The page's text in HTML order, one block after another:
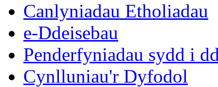
Canlyniadau Etholiadau
e-Ddeisebau
Penderfyniadau sydd i
Cynlluniau'r Dyfodol